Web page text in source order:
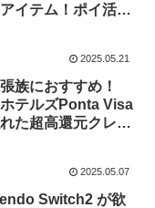
イテム！ポイ活出
2025.05.21
族におすすめ！
ホテルズPonta Visa
た超高還元クレ
2025.05.07
Switch2 が欲